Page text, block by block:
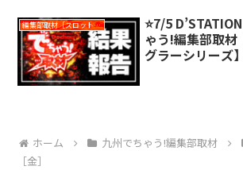
編集部取材［スロット対象機種アリ］
⭐️7/5
ゃう!編集部取材
グラーシリーズ
ホーム 九州でちゃう!編集部取材
［金］